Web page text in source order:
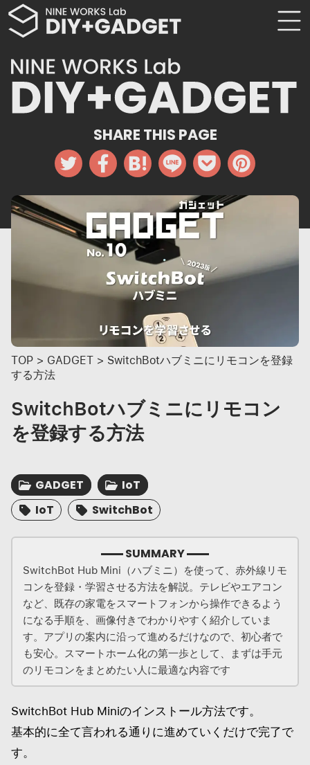
SHARE THIS PAGE
TOP > GADGET > SwitchBotハブミニにリモコンを登録
する方法
SwitchBotハブミニにリモコン
を登録する方法
GADGET
IoT
IoT
SwitchBot
SUMMARY
SwitchBot Hub Mini（ハブミニ）を使って、赤外線リモ
コンを登録・学習させる方法を解説。テレビやエアコン
など、既存の家電をスマートフォンから操作できるよう
になる手順を、画像付きでわかりやすく紹介していま
す。アプリの案内に沿って進めるだけなので、初心者で
も安心。スマートホーム化の第一歩として、まずは手元
のリモコンをまとめたい人に最適な内容です
SwitchBot Hub Miniのインストール方法です。
基本的に全て言われる通りに進めていくだけで完了で
す。